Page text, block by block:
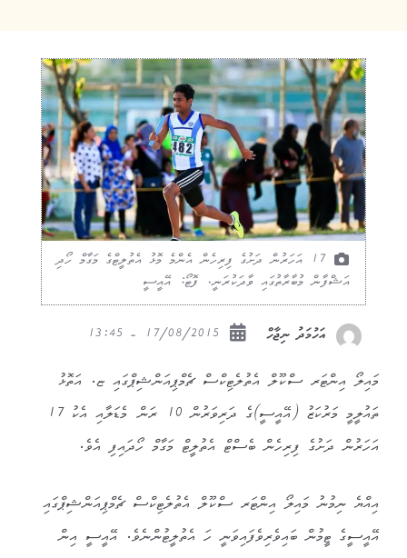
17 އަހަރުން ދަށުގެ ފިރިހެން އެންމެ މޮޅު އެތުލީޓްގެ މަގާމް ހޯދި
އަޝްފާން މުބާރާތުގައި ވާދަކުރަނީ. ފޮޓޯ: އޭއީސީ
އަހުމަދު ނިޖާހް
މައިލޯ އިންޓަރ ސްކޫލް އެތުލެޓިކްސް ޗެމްޕިއަންޝިޕްގައި ޏ. އަތޮޅު
ތައުލީމީ މަރުކަޒު (އޭއީސީ)ގެ ދަރިވަރުން 10 ރަން މެޑަލާއި އެކު 17
އަހަރުން ދަށުގެ ފިރިހެން ބެސްޓް އެތުލީޓް މަގާމް ހޯދައިފި އެވެ.
އިއްޔެ ނިމުނު މައިލޯ އިންޓަރ ސްކޫލް އެތުލެޓިކްސް ޗެމްޕިއަންޝިޕްގައި
އޭއީސީގެ ޓީމުން ބައިވެރިވެފައިވަނީ ހަ އެތުލީޓުންނެވެ. އޭއީސީ އިން